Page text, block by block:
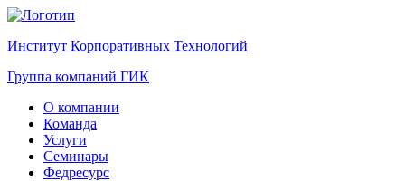
Институт Корпоративных Технологий
Группа компаний ГИК
О компании
Команда
Услуги
Семинары
Федресурс